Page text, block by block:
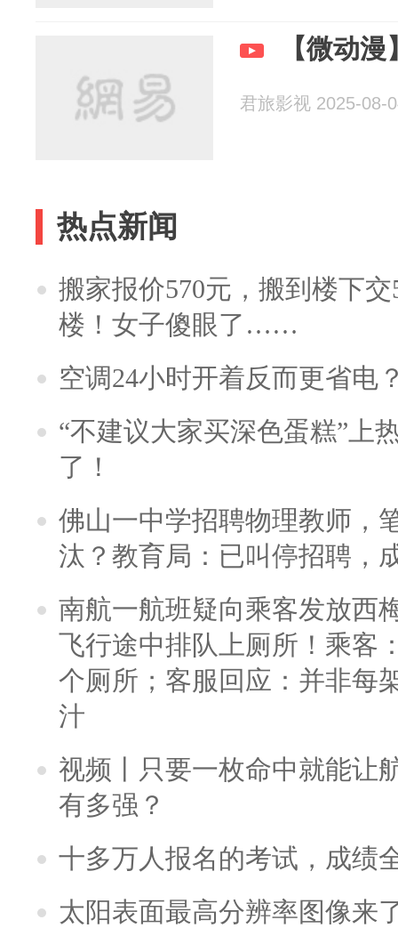
【微动
君旅影视 2025-08-
热点新闻
搬家报价570元，搬到楼下
楼！女子傻眼了……
空调24小时开着反而更省电
“不建议大家买深色蛋糕”上
了！
佛山一中学招聘物理教师，
汰？教育局：已叫停招聘，
南航一航班疑向乘客发放西
飞行途中排队上厕所！乘客
个厕所；客服回应：并非每
汁
视频丨只要一枚命中就能让
有多强？
十多万人报名的考试，成绩
太阳表面最高分辨率图像来